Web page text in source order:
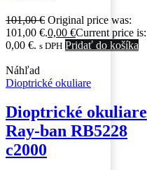
101,00€ Original price was:
101,00 €.0,00 €Current price is:
0,00 €. s DPH Pridať do košíka
Náhľad
Dioptrické okuliare
Dioptrické okuliare
Ray-ban RB5228
c2000